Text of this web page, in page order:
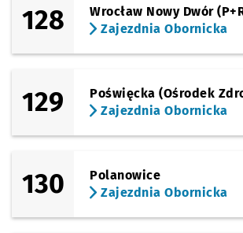
128
Wrocław Nowy Dwór
Zajezdnia Obornicka
129
Poświęcka (Ośrodek
Zajezdnia Obornicka
130
Polanowice
Zajezdnia Obornicka